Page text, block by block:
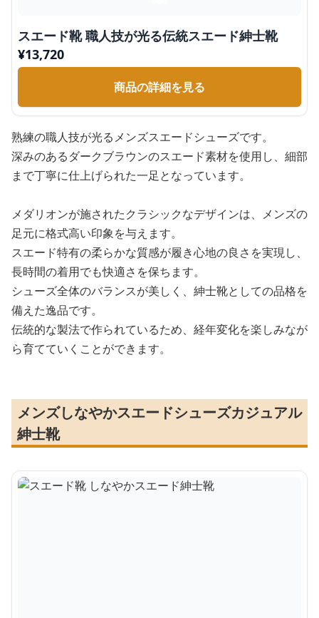
スエード靴 職人技が光る伝統スエード紳士靴
¥13,720
商品の詳細を見る
熟練の職人技が光るメンズスエードシューズです。
深みのあるダークブラウンのスエード素材を使用し、細部
まで丁寧に仕上げられた一足となっています。
メダリオンが施されたクラシックなデザインは、メンズの
足元に格式高い印象を与えます。
スエード特有の柔らかな質感が履き心地の良さを実現し、
長時間の着用でも快適さを保ちます。
シューズ全体のバランスが美しく、紳士靴としての品格を
備えた逸品です。
伝統的な製法で作られているため、経年変化を楽しみなが
ら育てていくことができます。
メンズしなやかスエードシューズカジュアル
紳士靴